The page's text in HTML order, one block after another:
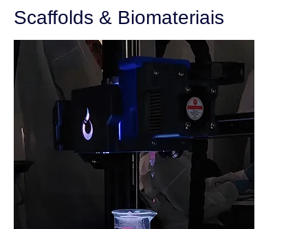
Scaffolds & Biomateriais